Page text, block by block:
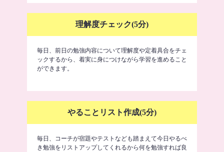
理解度チェック(5分)
毎日、前日の勉強内容について理解度や定着具合をチェ
ックするから、着実に身につけながら学習を進めること
ができます。
やることリスト作成(5分)
毎日、コーチが宿題やテストなども踏まえて今日やるべ
き勉強をリストアップしてくれるから何を勉強すれば良